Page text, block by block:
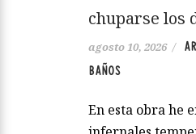
chuparse los
agosto 10, 2026 /
BAÑOS
En esta obra he